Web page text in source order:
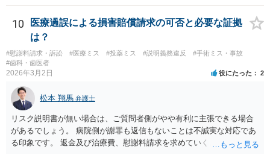
前医師の診断の誤りに起因するものかどうか、 大学病院の医師は、ど
う見ているんでしょうかね。 歯科医の資格を持ってる弁護士もいます
ね。 そのような弁護士を探すのもいいと思いますね。
10
医療過誤による損害賠償請求の可否と必要な証拠
は？
#慰謝料請求・訴訟 #医療ミス #投薬ミス #説明義務違反
#手術ミス・事故
#歯科・歯医者
2026年3月2日 役にたった 2
松本 翔馬 弁護士
リスク説明書が無い場合は、ご質問者側がやや有利に主張できる場合
があるでしょう。 病院側が謝罪も返信もないことは不誠実な対応であ
る印象です。 返金及び治療費、慰謝料請求を求めていくことになるか